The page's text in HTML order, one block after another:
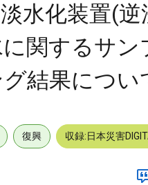
水化装置(
関するサ
結果につい
復興 収録:日本災害